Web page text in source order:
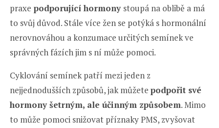
praxe podporující hormony stoupá na oblibě a má
to svůj důvod. Stále více žen se potýká s hormonální
nerovnováhou a konzumace určitých semínek ve
správných fázích jim s ní může pomoci.
Cyklování semínek patří mezi jeden z
nejjednodušších způsobů, jak můžete podpořit své
hormony šetrným, ale účinným způsobem. Mimo
to může pomoci snižovat příznaky PMS, zvyšovat